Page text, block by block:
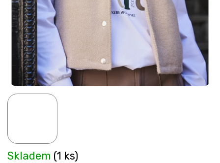
Skladem (1 ks)